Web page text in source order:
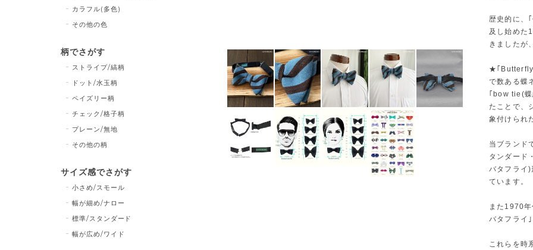
歴史的に、
及し始めた
きましたが
★｢Butterfly(
で数ある蝶
｢bow tie(蝶
たことで、
象付けられ
当ブランド
タンダード
バタフライ
ています。
また1970
バタフライ
これらを時
カラフル(多色)
その他の色
柄でさがす
ストライプ/縞柄
ドット/水玉柄
ペイズリー柄
チェック/格子柄
プレーン/無地
その他の柄
サイズ感でさがす
小さめ/スモール
幅が細め/ナロー
標準/スタンダード
幅が広め/ワイド